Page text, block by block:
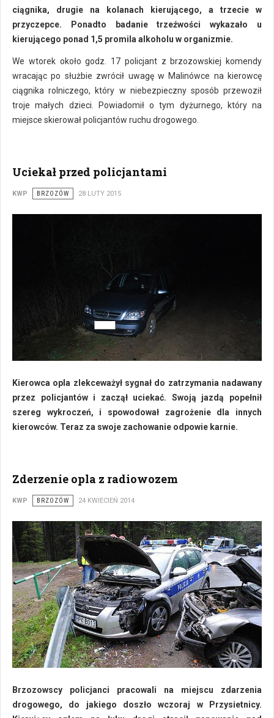
ciągnika, drugie na kolanach kierującego, a trzecie w
przyczepce. Ponadto badanie trzeźwości wykazało u
kierującego ponad 1,5 promila alkoholu w organizmie.
We wtorek około godz. 17 policjant z brzozowskiej komendy
wracając po służbie zwrócił uwagę w Malinówce na kierowcę
ciągnika rolniczego, który w niebezpieczny sposób przewoził
troje małych dzieci. Powiadomił o tym dyżurnego, który na
miejsce skierował policjantów ruchu drogowego.
Uciekał przed policjantami
KWP BRZOZÓW 28 LUTY 2015
Kierowca opla zlekceważył sygnał do zatrzymania nadawany
przez policjantów i zaczął uciekać. Swoją jazdą popełnił
szereg wykroczeń, i spowodował zagrożenie dla innych
kierowców. Teraz za swoje zachowanie odpowie karnie.
Zderzenie opla z radiowozem
KWP BRZOZÓW 24 KWIECIEŃ 2014
Brzozowscy policjanci pracowali na miejscu zdarzenia
drogowego, do jakiego doszło wczoraj w Przysietnicy.